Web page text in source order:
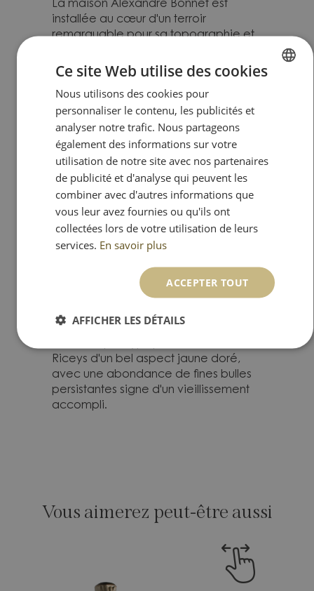
La maison Alexandre Bonnet est
installée au cœur d'un terroir
remarquable pour sa topographie et
donc partie de ces terroirs privilégiés,
se caractérise par des coteaux
abrupts, mais remarquablement bien
exposés au soleil. Notre objectif a
toujours été de contrôler chaque
étape de la production en restant
attentif à tout ce qui peut contribuer à
améliorer la qualité de nos Vins de
Champagne. Préparer pendant
plusieurs années, l'avènement d'un
grand Champagne reste un travail
artisanal mais aussi une œuvre de
haute technicité. Les méthodes
d'élaboration chez Alexandre Bonnet
sont restées inchangées depuis plus
de trois générations. Assemblage de
Pinot Noir , vieilli en cave au minimum
pendant trois années. Champagne
Riceys d'un bel aspect jaune doré,
avec une abondance de fines bulles
persistantes signe d'un vieillissement
accompli.
Vous aimerez peut-être aussi
Ce site Web utilise des cookies
Nous utilisons des cookies pour
personnaliser le contenu, les publicités et
analyser notre trafic. Nous partageons
également des informations sur votre
utilisation de notre site avec nos partenaires
de publicité et d'analyse qui peuvent les
combiner avec d'autres informations que
vous leur avez fournies ou qu'ils ont
collectées lors de votre utilisation de leurs
services. En savoir plus
ACCEPTER TOUT
AFFICHER LES DÉTAILS